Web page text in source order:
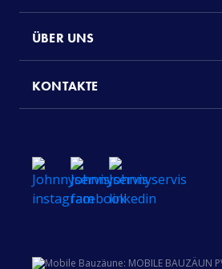
ÜBER UNS
KONTAKTE